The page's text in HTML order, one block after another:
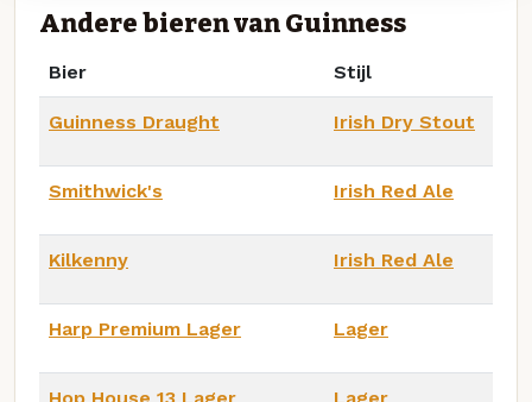
Andere bieren van Guinness
Bier Stijl
Guinness Draught Irish Dry Stout
Smithwick's Irish Red Ale
Kilkenny Irish Red Ale
Harp Premium Lager Lager
Hop House 13 Lager Lager